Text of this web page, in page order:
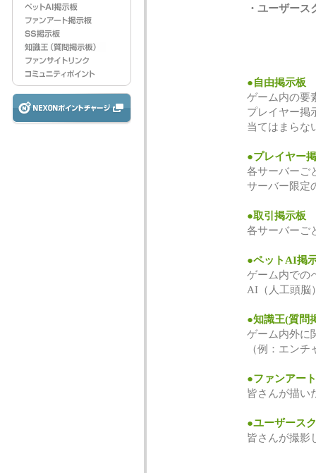
・ユーザース
●自由掲示板
ゲーム内の要
プレイヤー掲
当てはまらな
●プレイヤー
各サーバーご
サーバー限定
●取引掲示板
各サーバーご
●ペットAI掲
ゲーム内での
AI（人工頭脳
●知識王(質問
ゲーム内外に
（例：エン
●ファンアート
皆さんが描い
●ユーザース
皆さんが撮影